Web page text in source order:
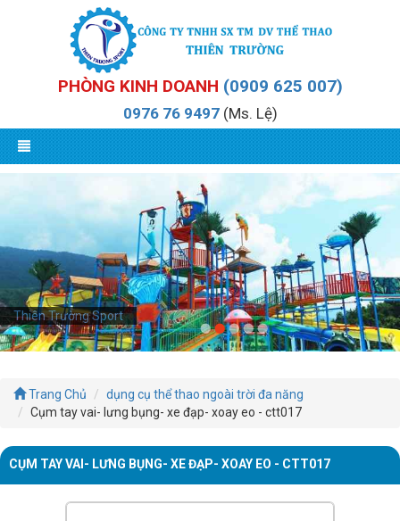
PHÒNG KINH DOANH (0909 625 007)
0976 76 9497(Ms. Lệ)
Thiên Trường Sport
Trang Chủ
dụng cụ thể thao ngoài trời đa năng
Cụm tay vai- lưng bụng- xe đạp- xoay eo - ctt017
CỤM TAY VAI- LƯNG BỤNG- XE ĐẠP- XOAY EO - CTT017